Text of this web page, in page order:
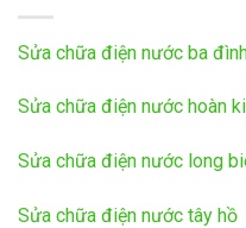
Sửa chữa điện nước ba
Sửa chữa điện nước hoàn
Sửa chữa điện nước long
Sửa chữa điện nước tây hồ